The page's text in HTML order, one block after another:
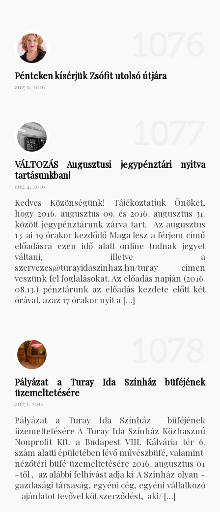
Pénteken kísérjük Zsófit utolsó útjára
aug 9, 2016
VÁLTOZÁS Augusztusi jegypénztári nyitva
tartásunkban!
aug 4, 2016
Kedves Közönségünk! Tájékoztatjuk Önöket,
hogy 2016. augusztus 09. és 2016. augusztus 31.
között jegypénztárunk zárva tart. Az augusztus
13-ai 19 órakor kezdődő Maga lesz a férjem című
előadásra ezen idő alatt online tudnak jegyet
váltani, illetve a
szervezes@turayidaszinhaz.hu/turay címen
veszünk fel foglalásokat. Az előadás napján (2016.
08.13.) pénztárunk az előadás kezdete előtt két
órával, azaz 17 órakor nyit a […]
Pályázat a Turay Ida Színház büféjének
üzemeltetésére
aug 1, 2016
Pályázat a Turay Ida Színház büféjének
üzemeltetésére A Turay Ida Színház Közhasznú
Nonprofit Kft. a Budapest VIII. Kálvária tér 6.
szám alatti épületében lévő művészbüfé, valamint
nézőtéri büfé üzemeltetésére 2016. augusztus 01
–től , az alábbi felhívást adja ki: A Színház olyan –
gazdasági társaság, egyéni cég, egyéni vállalkozó
– ajánlatot tevővel köt szerződést, aki/ […]